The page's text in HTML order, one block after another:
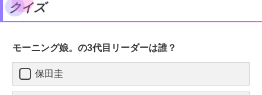
クイズ
モーニング娘。の3代目リーダーは誰？
保田圭